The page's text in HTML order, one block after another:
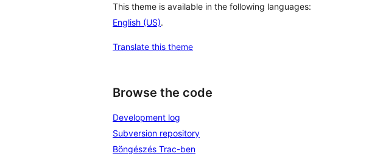
This theme is available in the following languages:
English (US).
Translate this theme
Browse the code
Development log
Subversion repository
Böngészés Trac-ben